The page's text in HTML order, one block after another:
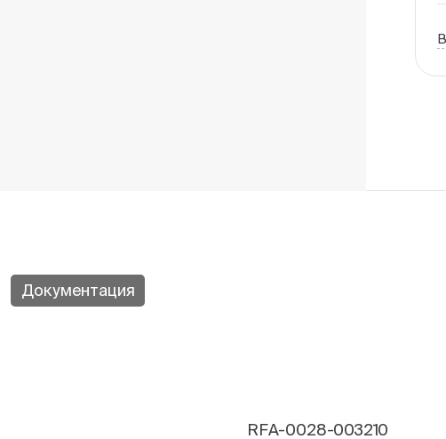
Документация
RFA-0028-003210